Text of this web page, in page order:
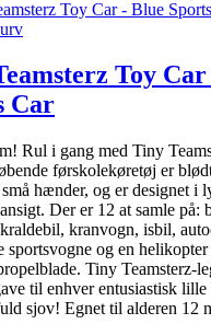
Toy Car
Car
Rul i gang med Tiny
førskolekøretøj er
hænder, og er designet i
Der er 12 at samle på:
kranvogn, isbil,
sportsvogne og en
Tiny Teamsterz-
til enhver entusiastisk
sjov! Egnet til alderen 12